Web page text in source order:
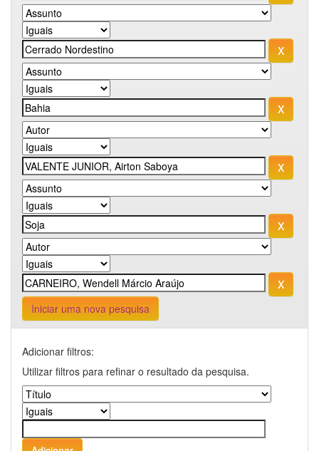
Iniciar uma nova pesquisa
Adicionar filtros:
Utilizar filtros para refinar o resultado da pesquisa.